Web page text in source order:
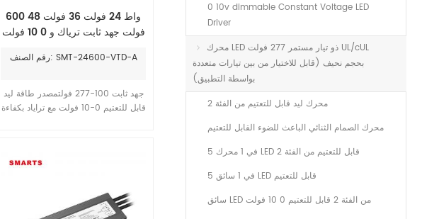
0 10v dimmable Constant Voltage LED
Driver
محرك LED ذو تيار مستمر 277 فولت UL/cUL
بحجم نحيف (قابل للاختيار من بين تيارات متعددة
بواسطة التطبيق)
محرك ليد قابل للتعتيم من الفئة 2
محرك الصمام الثنائي الباعث للضوء القابل للتعتيم
5 في 1 محرك LED قابل للتعتيم من الفئة 2
5 في 1 سائق LED قابل للتعتيم
سائق LED من الفئة 2 قابل للتعتيم 0 10 فولت
600 واط 24 فولت 36 فولت 48
فولت جهد ثابت ترياك و 0 10 فولت
للماء IP67
رقم الصنف: SMT-24600-VTD-A
جهد ثابت 100-277 فولتمصدر طاقة ليد
قابل للتعتيم 0-10 فولت مع تراياد بكفاءة